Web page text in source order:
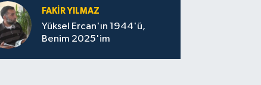
FAKİR YILMAZ
Yüksel Ercan'ın 1944'ü,
Benim 2025'im